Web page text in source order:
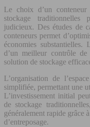
Le choix d’un
stockage traditionnelles
judicieux. Des études de
conteneurs permet
économies substantielles.
d’un meilleur contrôle
solution de stockage
L’organisation de
simplifiée, permettant une
L’investissement initial
de stockage
généralement rapide grâce
d’entreposage.